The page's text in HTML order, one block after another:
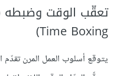
Time Boxing)
يتوقع أسلوب العمل المرن تقدّم